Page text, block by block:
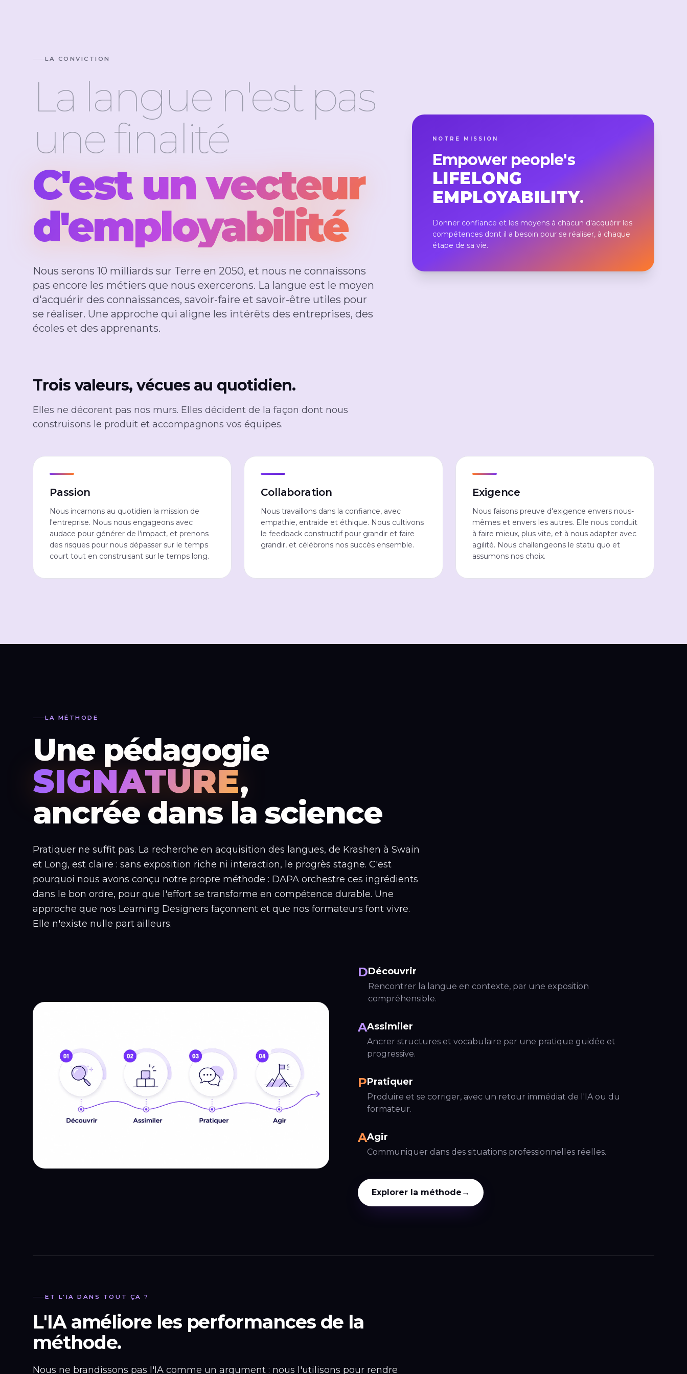
LA CONVICTION
La langue n'est pas
une finalité
C'est un vecteur
d'employabilité
Nous serons 10 milliards sur Terre en 2050, et nous ne connaissons
pas encore les métiers que nous exercerons. La langue est le moyen
d'acquérir des connaissances, savoir-faire et savoir-être utiles pour
se réaliser. Une approche qui aligne les intérêts des entreprises, des
écoles et des apprenants.
NOTRE MISSION
Empower people's
LIFELONG
EMPLOYABILITY.
Donner confiance et les moyens à chacun d'acquérir les
compétences dont il a besoin pour se réaliser, à chaque
étape de sa vie.
Trois valeurs, vécues au quotidien.
Elles ne décorent pas nos murs. Elles décident de la façon dont nous
construisons le produit et accompagnons vos équipes.
Passion
Nous incarnons au quotidien la mission de
l'entreprise. Nous nous engageons avec
audace pour générer de l'impact, et prenons
des risques pour nous dépasser sur le temps
court tout en construisant sur le temps long.
Collaboration
Nous travaillons dans la confiance, avec
empathie, entraide et éthique. Nous cultivons
le feedback constructif pour grandir et faire
grandir, et célébrons nos succès ensemble.
Exigence
Nous faisons preuve d'exigence envers nous-
mêmes et envers les autres. Elle nous conduit
à faire mieux, plus vite, et à nous adapter avec
agilité. Nous challengeons le statu quo et
assumons nos choix.
LA MÉTHODE
Une pédagogie
SIGNATURE,
ancrée dans la science
Pratiquer ne suffit pas. La recherche en acquisition des langues, de Krashen à Swain
et Long, est claire : sans exposition riche ni interaction, le progrès stagne. C'est
pourquoi nous avons conçu notre propre méthode : DAPA orchestre ces ingrédients
dans le bon ordre, pour que l'effort se transforme en compétence durable. Une
approche que nos Learning Designers façonnent et que nos formateurs font vivre.
Elle n'existe nulle part ailleurs.
DDécouvrir
Rencontrer la langue en contexte, par une exposition
compréhensible.
AAssimiler
Ancrer structures et vocabulaire par une pratique guidée et
progressive.
PPratiquer
Produire et se corriger, avec un retour immédiat de l'IA ou du
formateur.
AAgir
Communiquer dans des situations professionnelles réelles.
Explorer la méthode →
ET L'IA DANS TOUT ÇA ?
L'IA améliore les performances de la
méthode.
Nous ne brandissons pas l'IA comme un argument : nous l'utilisons pour rendre